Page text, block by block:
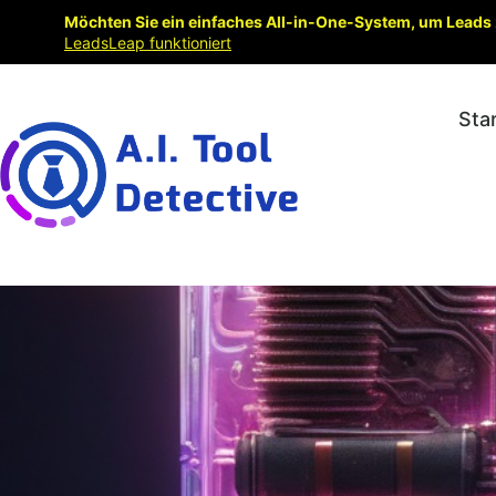
Möchten Sie ein einfaches All-in-One-System, um
LeadsLeap funktioniert